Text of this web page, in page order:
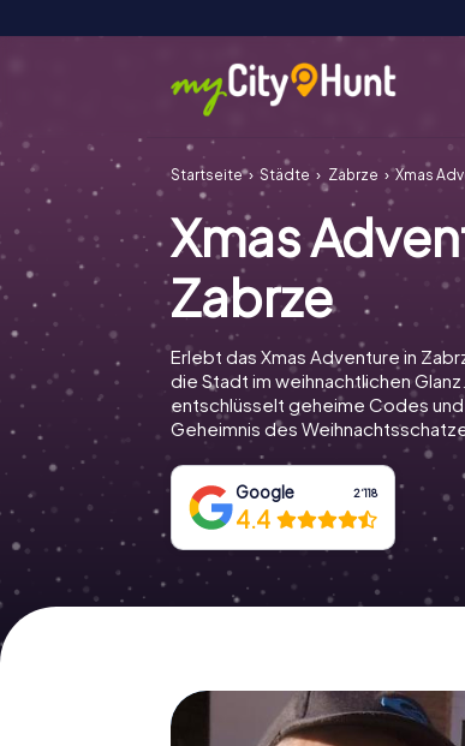
Startseite Städte Zabrze Xmas
Xmas
Zabrze
Erlebt das Xmas Adventure in
die Stadt im weihnachtlichen
entschlüsselt geheime Codes
Geheimnis des
Google 2‘118
4.4